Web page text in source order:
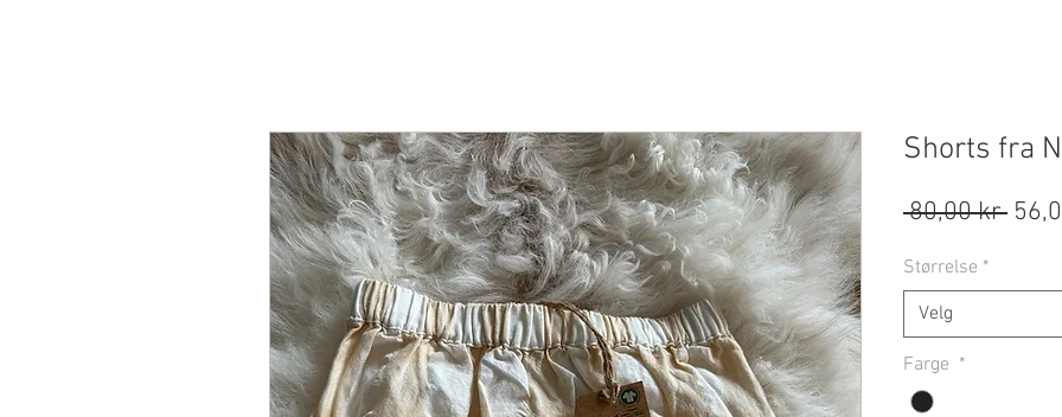
Shorts fra
80,00 kr
Størrelse *
Velg
Farge *